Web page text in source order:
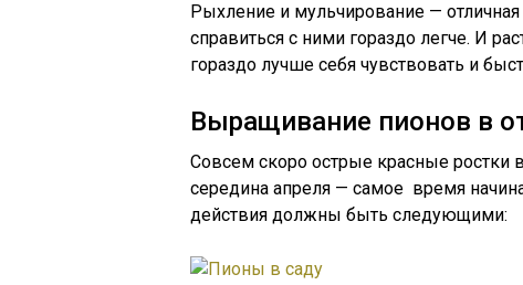
Рыхление и мульчирование —
справиться с ними гораздо легче. И
гораздо лучше себя чувствовать и
Выращивание пионов в
Совсем скоро острые красные ростки
середина апреля — самое время
действия должны быть следующими: